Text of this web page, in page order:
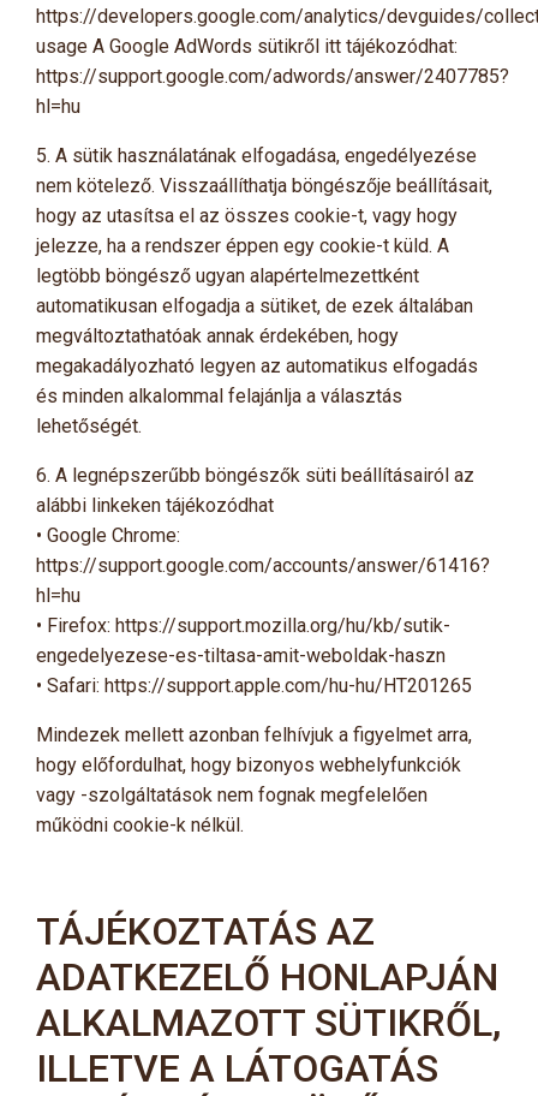
https://developers.google.com/analytics/devguides/
usage A Google AdWords sütikről itt tájékozódhat:
https://support.google.com/adwords/answer/2407785?
hl=hu
5. A sütik használatának elfogadása, engedélyezése
nem kötelező. Visszaállíthatja böngészője beállításait,
hogy az utasítsa el az összes cookie-t, vagy hogy
jelezze, ha a rendszer éppen egy cookie-t küld. A
legtöbb böngésző ugyan alapértelmezettként
automatikusan elfogadja a sütiket, de ezek általában
megváltoztathatóak annak érdekében, hogy
megakadályozható legyen az automatikus elfogadás
és minden alkalommal felajánlja a választás
lehetőségét.
6. A legnépszerűbb böngészők süti beállításairól az
alábbi linkeken tájékozódhat
• Google Chrome:
https://support.google.com/accounts/answer/61416?
hl=hu
• Firefox: https://support.mozilla.org/hu/kb/sutik-
engedelyezese-es-tiltasa-amit-weboldak-haszn
• Safari: https://support.apple.com/hu-hu/HT201265
Mindezek mellett azonban felhívjuk a figyelmet arra,
hogy előfordulhat, hogy bizonyos webhelyfunkciók
vagy -szolgáltatások nem fognak megfelelően
működni cookie-k nélkül.
TÁJÉKOZTATÁS AZ
ADATKEZELŐ HONLAPJÁN
ALKALMAZOTT SÜTIKRŐL,
ILLETVE A LÁTOGATÁS